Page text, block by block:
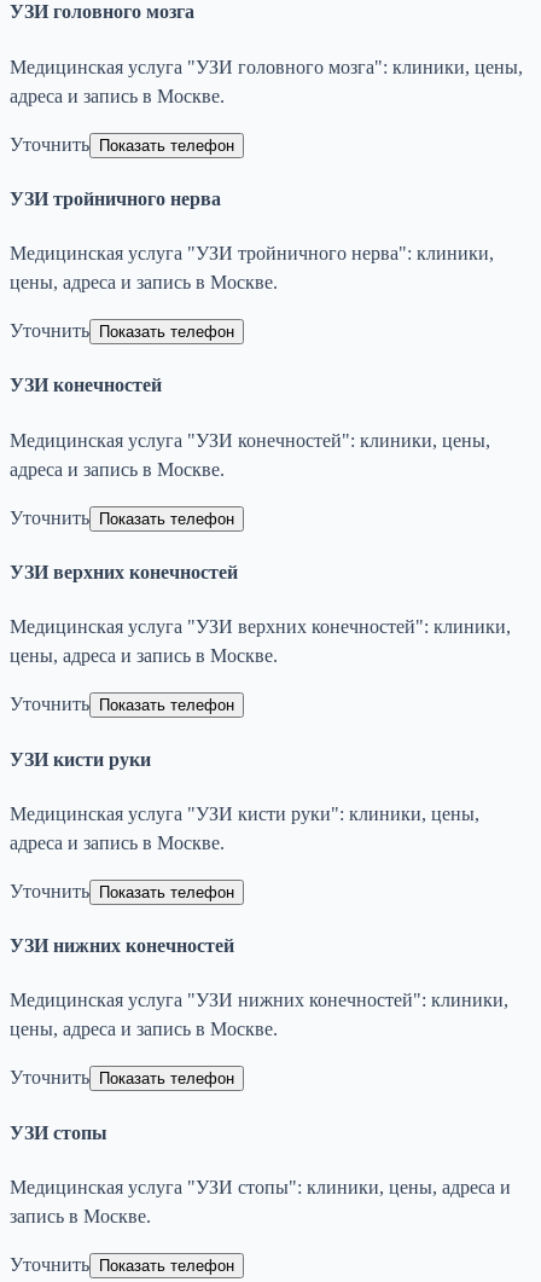
УЗИ головного мозга
Медицинская услуга "УЗИ головного мозга": клиники, цены,
адреса и запись в Москве.
Уточнить Показать телефон
УЗИ тройничного нерва
Медицинская услуга "УЗИ тройничного нерва": клиники,
цены, адреса и запись в Москве.
Уточнить Показать телефон
УЗИ конечностей
Медицинская услуга "УЗИ конечностей": клиники, цены,
адреса и запись в Москве.
Уточнить Показать телефон
УЗИ верхних конечностей
Медицинская услуга "УЗИ верхних конечностей": клиники,
цены, адреса и запись в Москве.
Уточнить Показать телефон
УЗИ кисти руки
Медицинская услуга "УЗИ кисти руки": клиники, цены,
адреса и запись в Москве.
Уточнить Показать телефон
УЗИ нижних конечностей
Медицинская услуга "УЗИ нижних конечностей": клиники,
цены, адреса и запись в Москве.
Уточнить Показать телефон
УЗИ стопы
Медицинская услуга "УЗИ стопы": клиники, цены, адреса и
запись в Москве.
Уточнить Показать телефон